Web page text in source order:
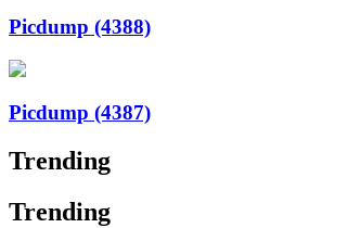
Picdump (4388)
Picdump (4387)
Trending
Trending